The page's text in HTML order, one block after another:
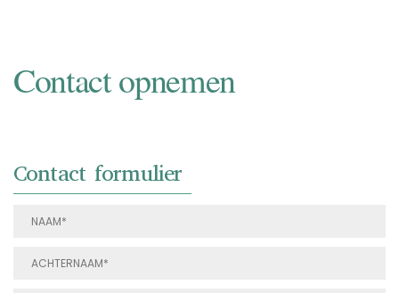
Contact opnemen
Contact formulier